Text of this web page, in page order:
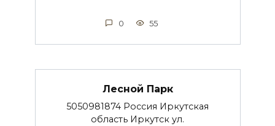
0 55
Лесной Парк
5050981874 Россия Иркутская
область Иркутск ул.